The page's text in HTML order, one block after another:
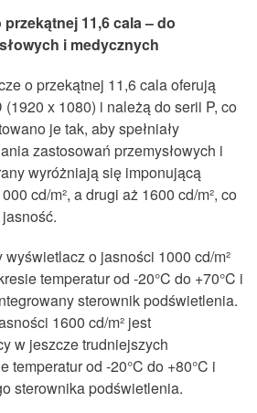
11,6 cala – do
i medycznych
o przekątnej 11,6 cala oferują
x 1080) i należą do serii P, co
je tak, aby spełniały
zastosowań przemysłowych i
wyróżniająsię imponującą
cd/m², a drugi aż 1600 cd/m², co
jasność.
o jasności 1000 cd/m²
temperatur od -20°C do +70°C i
sterownik podświetlenia.
1600 cd/m² jest
w jeszcze trudniejszych
temperatur od -20°C do +80°C i
sterownika podświetlenia.